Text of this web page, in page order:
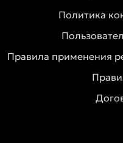
Политика
Правила применения